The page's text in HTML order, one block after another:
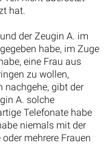
hat.
der Zeugin A. im
habe, im Zuge
eine Frau aus
zu wollen,
nachgehe, gibt der
A. solche
Telefonate habe
niemals mit der
mehrere Frauen